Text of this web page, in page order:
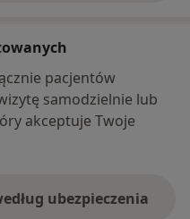
pacjentów
samodzielnie lub
akceptuje Twoje
ubezpieczenia